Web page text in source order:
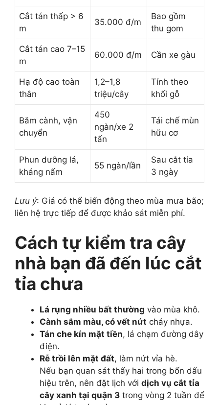
Cắt tán thấp > 6
m
35.000 đ/m
Bao gồm
thu gom
Cắt tán cao 7–15
m
60.000 đ/m Cần xe gàu
Hạ độ cao toàn
thân
1,2–1,8
triệu/cây
Tính theo
khối gỗ
Băm cành, vận
chuyển
450
ngàn/xe 2
tấn
Tái chế mùn
hữu cơ
Phun dưỡng lá,
kháng nấm
55 ngàn/lần
Sau cắt tỉa
3 ngày
Lưu ý: Giá có thể biến động theo mùa mưa bão;
liên hệ trực tiếp để được khảo sát miễn phí.
Cách tự kiểm tra cây
nhà bạn đã đến lúc cắt
tỉa chưa
Lá rụng nhiều bất thường vào mùa khô.
Cành sẫm màu, có vết nứt chảy nhựa.
Tán che kín mặt tiền, lá chạm đường dây
điện.
Rễ trồi lên mặt đất, làm nứt vỉa hè.
Nếu bạn quan sát thấy hai trong bốn dấu
hiệu trên, nên đặt lịch với dịch vụ cắt tỉa
cây xanh tại quận 3 trong vòng 2 tuần để